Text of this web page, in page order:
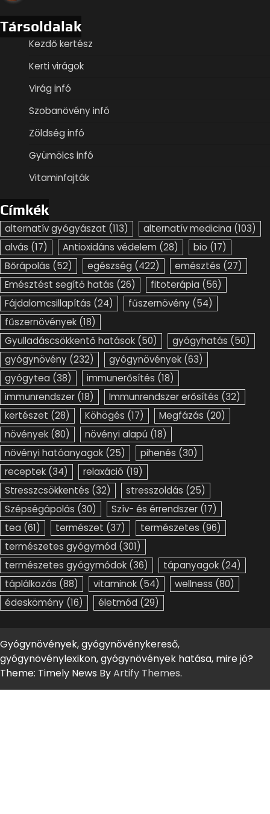
Társoldalak
Kezdő kertész
Kerti virágok
Virág infó
Szobanövény infó
Zöldség infó
Gyümölcs infó
Vitaminfajták
Címkék
alternatív gyógyászat (113) alternatív medicina (103)
alvás (17) Antioxidáns védelem (28) bio (17)
Bőrápolás (52) egészség (422) emésztés (27)
Emésztést segítő hatás (26) fitoterápia (56)
Fájdalomcsillapítás (24) fűszernövény (54)
fűszernövények (18)
Gyulladáscsökkentő hatások (50) gyógyhatás (50)
gyógynövény (232) gyógynövények (63)
gyógytea (38) immunerősítés (18)
immunrendszer (18) Immunrendszer erősítés (32)
kertészet (28) Köhögés (17) Megfázás (20)
növények (80) növényi alapú (18)
növényi hatóanyagok (25) pihenés (30)
receptek (34) relaxáció (19)
Stresszcsökkentés (32) stresszoldás (25)
Szépségápolás (30) Szív- és érrendszer (17)
tea (61) természet (37) természetes (96)
természetes gyógymód (301)
természetes gyógymódok (36) tápanyagok (24)
táplálkozás (88) vitaminok (54) wellness (80)
édeskömény (16) életmód (29)
Gyógynövények, gyógynövénykereső,
gyógynövénylexikon, gyógynövények hatása, mire jó?
Theme: Timely News ByArtify Themes.